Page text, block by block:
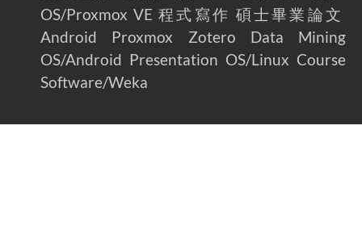
OS/Proxmox VE 程式寫作 碩士畢業論文
Android
Proxmox Zotero
Data Mining
OS/Android Presentation OS/Linux Course
Software/Weka